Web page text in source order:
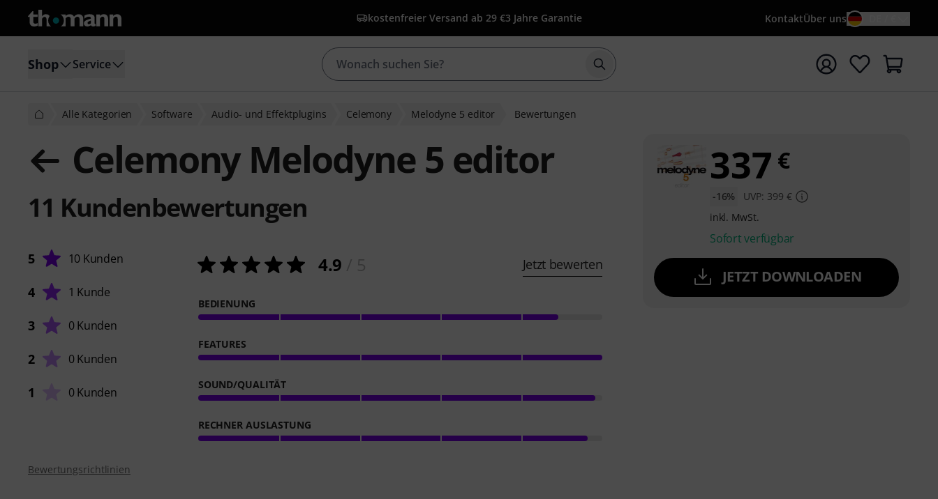
kostenfreier Versand ab 29 €3 Jahre Garantie KontaktÜber uns
Shop Service Suche mit Suchwort {searchTerm} starten
Alle Kategorien Software Audio- und Effektplugins Celemony Melodyne 5 editor Bewertungen
Celemony Melodyne 5 editor
11 Kundenbewertungen
5 10 Kunden
4 1 Kunde
3 0 Kunden
2 0 Kunden
1 0 Kunden
4.9 Jetzt bewerten
BEDIENUNG
FEATURES
SOUND/QUALITÄT
RECHNER AUSLASTUNG
Bewertungsrichtlinien
337 €
-16%
UVP: 399 €
inkl. MwSt.
Sofort verfügbar
JETZT DOWNLOADEN